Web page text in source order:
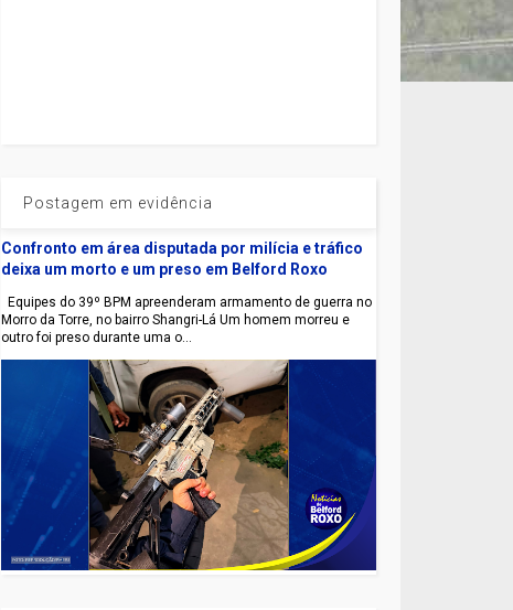
Postagem em evidência
Confronto em área disputada por milícia e tráfico
deixa um morto e um preso em Belford Roxo
Equipes do 39º BPM apreenderam armamento de guerra no
Morro da Torre, no bairro Shangri-Lá Um homem morreu e
outro foi preso durante uma o...